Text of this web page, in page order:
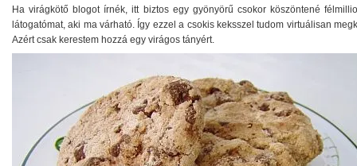
Ha virágkötő blogot írnék, itt biztos egy gyönyörű csokor köszöntené
látogatómat, aki ma várható. Így ezzel a csokis keksszel tudom virtuálisan
Azért csak kerestem hozzá egy virágos tányért.